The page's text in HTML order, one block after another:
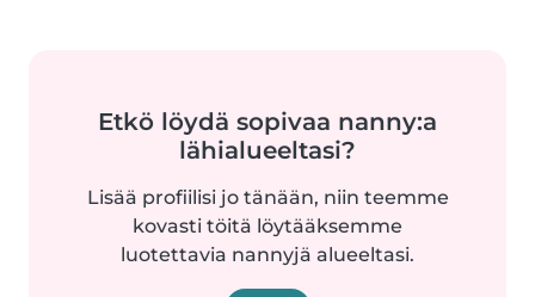
Etkö löydä sopivaa nanny:a
lähialueeltasi?
Lisää profiilisi jo tänään, niin teemme
kovasti töitä löytääksemme
luotettavia nannyjä alueeltasi.